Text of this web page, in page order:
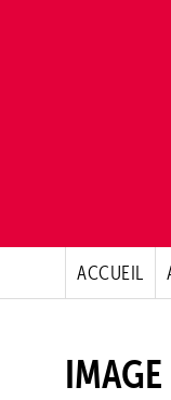
ACCUEIL